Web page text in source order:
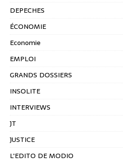
DEPECHES
ÉCONOMIE
Economie
EMPLOI
GRANDS DOSSIERS
INSOLITE
INTERVIEWS
JT
JUSTICE
L'EDITO DE MODIO